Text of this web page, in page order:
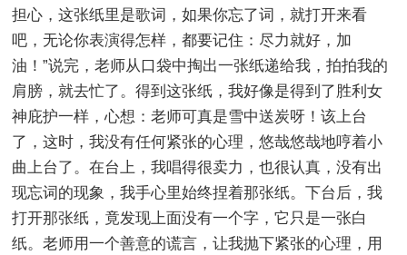
担心，这张纸里是歌词，如果你忘了词，就打开来看
吧，无论你表演得怎样，都要记住：尽力就好，加
油！”说完，老师从口袋中掏出一张纸递给我，拍拍我的
肩膀，就去忙了。得到这张纸，我好像是得到了胜利女
神庇护一样，心想：老师可真是雪中送炭呀！该上台
了，这时，我没有任何紧张的心理，悠哉悠哉地哼着小
曲上台了。在台上，我唱得很卖力，也很认真，没有出
现忘词的现象，我手心里始终捏着那张纸。下台后，我
打开那张纸，竟发现上面没有一个字，它只是一张白
纸。老师用一个善意的谎言，让我抛下紧张的心理，用